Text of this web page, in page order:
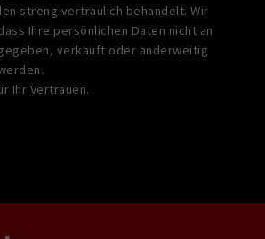
streng vertraulich behandelt. Wir
Ihre persönlichen Daten nicht an
verkauft oder anderweitig
Ihr Vertrauen.